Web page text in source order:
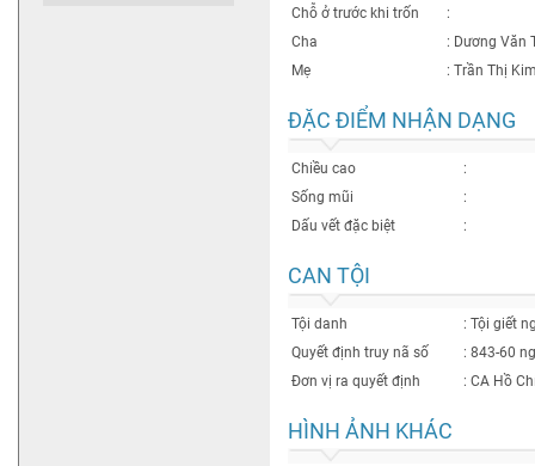
Chỗ ở trước khi trốn
:
Cha
: Dương Văn
Mẹ
: Trần Thị
ĐẶC ĐIỂM NHẬN DẠNG
Chiều cao
:
Sống mũi
:
Dấu vết đặc biệt
:
CAN TỘI
Tội danh
: Tội giết
Quyết định truy nã số
: 843-60
Đơn vị ra quyết định
: CA Hồ
HÌNH ẢNH KHÁC